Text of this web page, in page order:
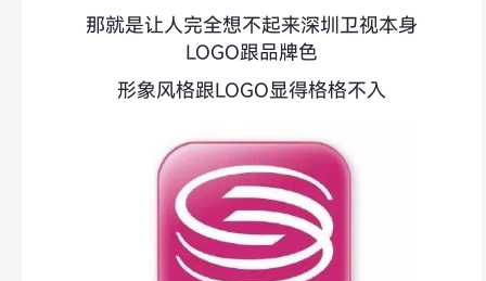
那就是让人完全想不起来深圳卫视本身
LOGO跟品牌色
形象风格跟LOGO显得格格不入